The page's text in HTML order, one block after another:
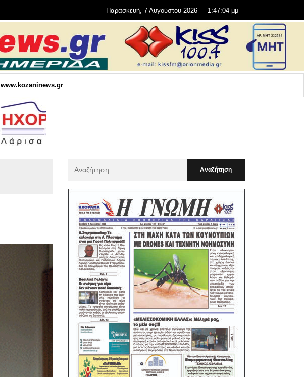
Παρασκευή, 7 Αυγούστου 2026 1:47:06 μμ
www.kozaninews.gr
: